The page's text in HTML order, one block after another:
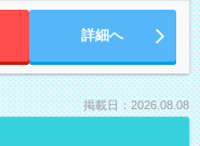
詳細へ
掲載日：2026.08.08